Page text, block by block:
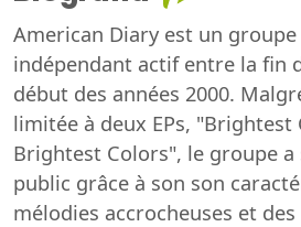
American Diary est un
indépendant actif entre la fin
début des années 2000.
limitée à deux EPs, "Brightest
Brightest Colors", le groupe a
public grâce à son son
mélodies accrocheuses et